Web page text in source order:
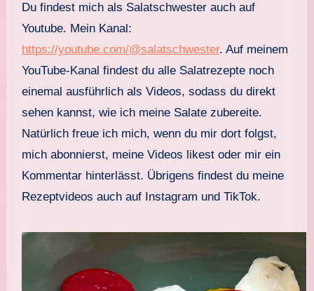
Du findest mich als Salatschwester auch auf
Youtube. Mein Kanal:
https://youtube.com/@salatschwester. Auf meinem
YouTube-Kanal findest du alle Salatrezepte noch
einemal ausführlich als Videos, sodass du direkt
sehen kannst, wie ich meine Salate zubereite.
Natürlich freue ich mich, wenn du mir dort folgst,
mich abonnierst, meine Videos likest oder mir ein
Kommentar hinterlässt. Übrigens findest du meine
Rezeptvideos auch auf Instagram und TikTok.